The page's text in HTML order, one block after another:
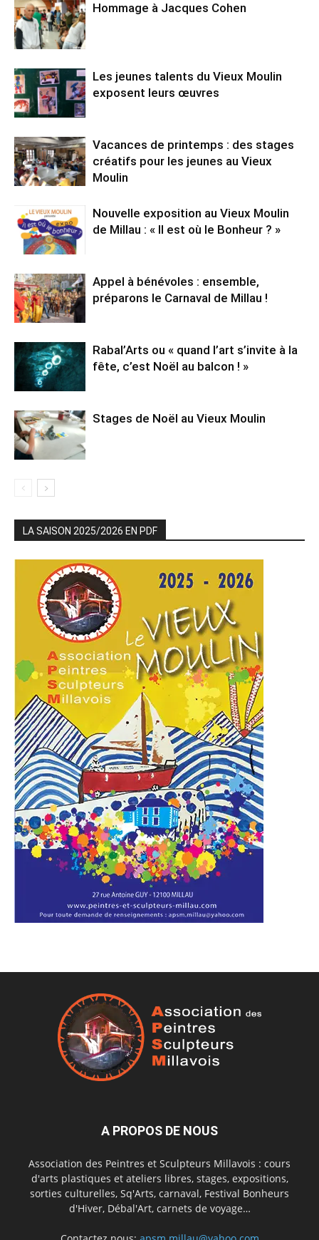
Hommage à Jacques Cohen
Les jeunes talents du Vieux Moulin
exposent leurs œuvres
Vacances de printemps : des stages
créatifs pour les jeunes au Vieux
Moulin
Nouvelle exposition au Vieux Moulin
de Millau : « Il est où le Bonheur ? »
Appel à bénévoles : ensemble,
préparons le Carnaval de Millau !
Rabal’Arts ou « quand l’art s’invite à la
fête, c’est Noël au balcon ! »
Stages de Noël au Vieux Moulin
LA SAISON 2025/2026 EN PDF
A PROPOS DE NOUS
Association des Peintres et Sculpteurs Millavois : cours
d'arts plastiques et ateliers libres, stages, expositions,
sorties culturelles, Sq'Arts, carnaval, Festival Bonheurs
d'Hiver, Débal'Art, carnets de voyage…